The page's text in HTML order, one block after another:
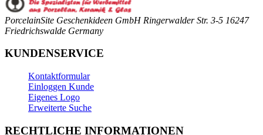
PorcelainSite Geschenkideen GmbH Ringerwalder Str. 3-5 16247
Friedrichswalde Germany
KUNDENSERVICE
Kontaktformular
Einloggen Kunde
Eigenes Logo
Erweiterte Suche
RECHTLICHE INFORMATIONEN